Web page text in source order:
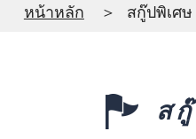
หน้าหลัก สกู๊ปพิเศษ
ส